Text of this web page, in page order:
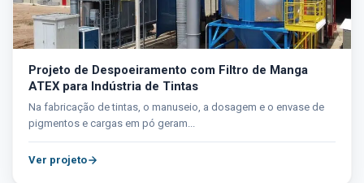
Projeto de Despoeiramento com Filtro de Manga
ATEX para Indústria de Tintas
Na fabricação de tintas, o manuseio, a dosagem e o envase de
pigmentos e cargas em pó geram...
Ver projeto